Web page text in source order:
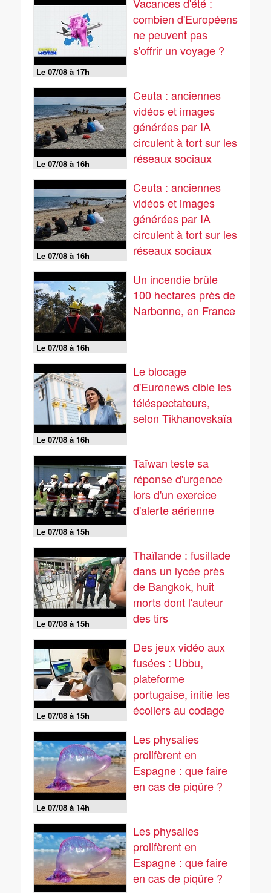
Le 07/08 à 17h
combien d'Européens
ne peuvent pas
s'offrir un voyage ?
Le 07/08 à 16h
Ceuta : anciennes
vidéos et images
générées par IA
circulent à tort sur les
réseaux sociaux
Le 07/08 à 16h
Ceuta : anciennes
vidéos et images
générées par IA
circulent à tort sur les
réseaux sociaux
Le 07/08 à 16h
Un incendie brûle
100 hectares près de
Narbonne, en France
Le 07/08 à 16h
Le blocage
d'Euronews cible les
téléspectateurs,
selon Tikhanovskaïa
Le 07/08 à 15h
Taïwan teste sa
réponse d'urgence
lors d'un exercice
d'alerte aérienne
Le 07/08 à 15h
Thaïlande : fusillade
dans un lycée près
de Bangkok, huit
morts dont l'auteur
des tirs
Le 07/08 à 15h
Des jeux vidéo aux
fusées : Ubbu,
plateforme
portugaise, initie les
écoliers au codage
Le 07/08 à 14h
Les physalies
prolifèrent en
Espagne : que faire
en cas de piqûre ?
Les physalies
prolifèrent en
Espagne : que faire
en cas de piqûre ?